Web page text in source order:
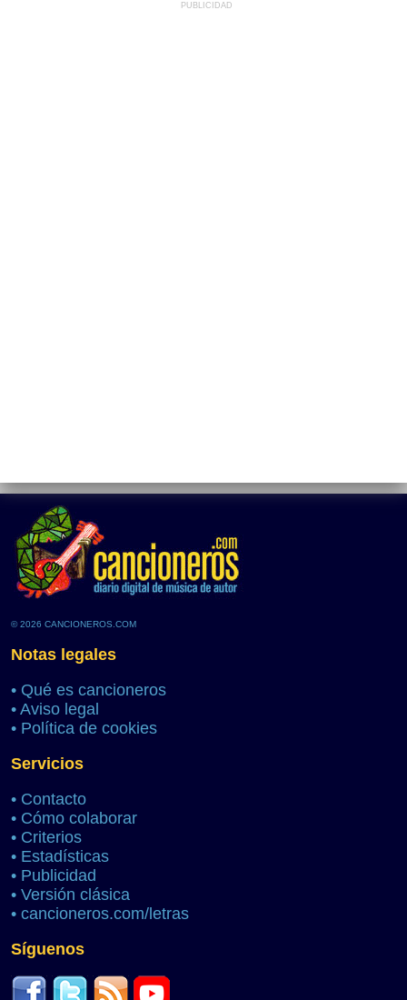
PUBLICIDAD
© 2026 CANCIONEROS.COM
Notas legales
• Qué es cancioneros
• Aviso legal
• Política de cookies
Servicios
• Contacto
• Cómo colaborar
• Criterios
• Estadísticas
• Publicidad
• Versión clásica
• cancioneros.com/letras
Síguenos